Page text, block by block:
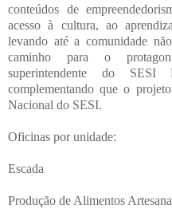
conteúdos de
acesso à cultura, ao
levando até a comunidade
caminho para o
superintendente do SESI
complementando que o
Nacional do SESI.
Oficinas por unidade:
Escada
Produção de Alimentos